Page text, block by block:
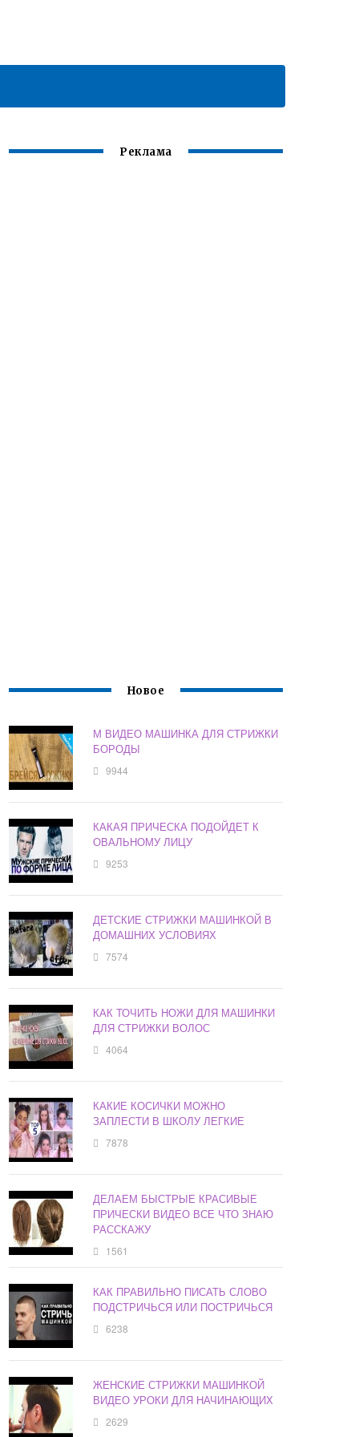
Реклама
Новое
М ВИДЕО МАШИНКА ДЛЯ СТРИЖКИ
БОРОДЫ
9944
КАКАЯ ПРИЧЕСКА ПОДОЙДЕТ К
ОВАЛЬНОМУ ЛИЦУ
9253
ДЕТСКИЕ СТРИЖКИ МАШИНКОЙ В
ДОМАШНИХ УСЛОВИЯХ
7574
КАК ТОЧИТЬ НОЖИ ДЛЯ МАШИНКИ
ДЛЯ СТРИЖКИ ВОЛОС
4064
КАКИЕ КОСИЧКИ МОЖНО
ЗАПЛЕСТИ В ШКОЛУ ЛЕГКИЕ
7878
ДЕЛАЕМ БЫСТРЫЕ КРАСИВЫЕ
ПРИЧЕСКИ ВИДЕО ВСЕ ЧТО ЗНАЮ
РАССКАЖУ
1561
КАК ПРАВИЛЬНО ПИСАТЬ СЛОВО
ПОДСТРИЧЬСЯ ИЛИ ПОСТРИЧЬСЯ
6238
ЖЕНСКИЕ СТРИЖКИ МАШИНКОЙ
ВИДЕО УРОКИ ДЛЯ НАЧИНАЮЩИХ
2629